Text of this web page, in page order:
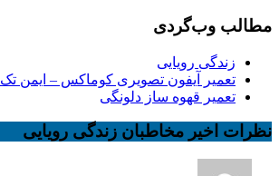
مطالب وب‌گردی
زندگی رویایی
تعمیر آیفون تصویری کوماکس – ایمن تک
تعمیر قهوه ساز دلونگی
نظرات اخیر مخاطبان زندگی رویایی